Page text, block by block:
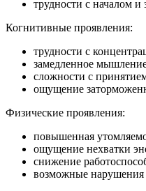
трудности с началом и
Когнитивные проявления:
трудности с
замедленное
сложности с
ощущение
Физические проявления:
повышенная
ощущение нехватки
снижение
возможные нарушения